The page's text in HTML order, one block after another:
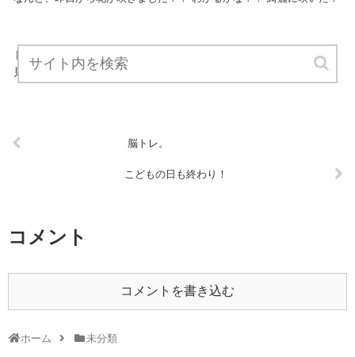
見ての通り！ 楽しい休憩です！
脳トレ。
こどもの日も終わり！
コメント
コメントを書き込む
ホーム 未分類